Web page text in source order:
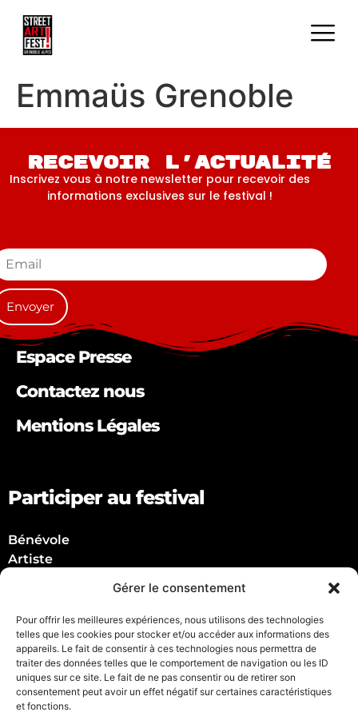
Gérer le consentement
Pour offrir les meilleures expériences, nous utilisons des technologies
telles que les cookies pour stocker et/ou accéder aux informations des
appareils. Le fait de consentir à ces technologies nous permettra de
traiter des données telles que le comportement de navigation ou les ID
uniques sur ce site. Le fait de ne pas consentir ou de retirer son
consentement peut avoir un effet négatif sur certaines caractéristiques
et fonctions.
Emmaüs Grenoble
Recevoir l'actualité
Inscrivez vous à notre newsletter pour recevoir des
informations exclusives sur le festival !
Espace Presse
Contactez nous
Mentions Légales
Bénévole
Artiste
Participer au festival
Suivez nous !